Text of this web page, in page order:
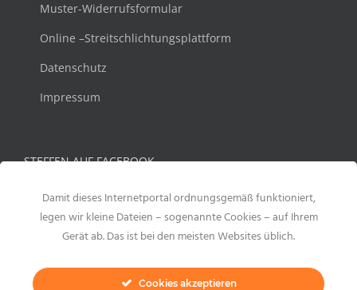
Muster-Widerrufsformular
Online –Streitschlichtungsplattform
Datenschutz
Impressum
STEFFEN AUF FACEBOOK
Damit dieses Internetportal ordnungsgemäß funktioniert,
legen wir kleine Dateien – sogenannte Cookies – auf Ihrem
Gerät ab. Das ist bei den meisten Websites üblich.
Cookies akzeptieren